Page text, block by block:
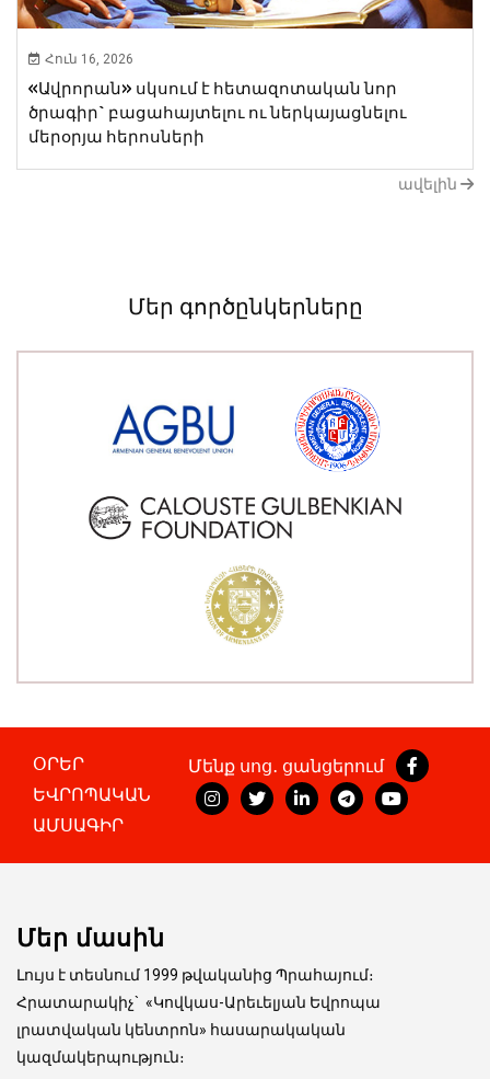
Հուն 16, 2026
«Ավրորան» սկսում է հետազոտական նոր ​​
ծրագիր` բացահայտելու ու ներկայացնելու
մերօրյա հերոսների
ավելին
Մեր գործընկերները
ՕՐԵՐ
ԵՎՐՈՊԱԿԱՆ
ԱՄՍԱԳԻՐ
Մենք սոց․ ցանցերում
Մեր մասին
Լույս է տեսնում 1999 թվականից Պրահայում։
Հրատարակիչ` «Կովկաս-Արեւելյան Եվրոպա
լրատվական կենտրոն» հասարակական
կազմակերպություն։